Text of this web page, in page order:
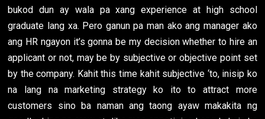
bukod dun ay wala pa xang experience at high school
graduate lang xa. Pero ganun pa man ako ang manager ako
ang HR ngayon it’s gonna be my decision whether to hire an
applicant or not, may be by subjective or objective point set
by the company. Kahit this time kahit subjective ‘to, inisip ko
na lang na marketing strategy ko ito to attract more
customers sino ba naman ang taong ayaw makakita ng